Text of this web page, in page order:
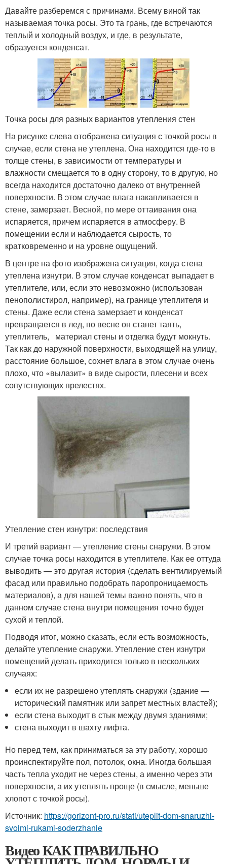
Давайте разберемся с причинами. Всему виной так
называемая точка росы. Это та грань, где встречаются
теплый и холодный воздух, и где, в результате,
образуется конденсат.
Точка росы для разных вариантов утепления стен
На рисунке слева отображена ситуация с точкой росы в
случае, если стена не утеплена. Она находится где-то в
толще стены, в зависимости от температуры и
влажности смещается то в одну сторону, то в другую, но
всегда находится достаточно далеко от внутренней
поверхности. В этом случае влага накапливается в
стене, замерзает. Весной, по мере оттаивания она
испаряется, причем испаряется в атмосферу. В
помещении если и наблюдается сырость, то
кратковременно и на уровне ощущений.
В центре на фото изображена ситуация, когда стена
утеплена изнутри. В этом случае конденсат выпадает в
утеплителе, или, если это невозможно (использован
пенополистирол, например), на границе утеплителя и
стены. Даже если стена замерзает и конденсат
превращается в лед, по весне он станет таять,
утеплитель, материал стены и отделка будут мокнуть.
Так как до наружной поверхности, выходящей на улицу,
расстояние большое, сохнет влага в этом случае очень
плохо, что «вылазит» в виде сырости, плесени и всех
сопутствующих прелестях.
Утепление стен изнутри: последствия
И третий вариант — утепление стены снаружи. В этом
случае точка росы находится в утеплителе. Как ее оттуда
выводить — это другая история (сделать вентилируемый
фасад или правильно подобрать паропроницаемость
материалов), а для нашей темы важно понять, что в
данном случае стена внутри помещения точно будет
сухой и теплой.
Подводя итог, можно сказать, если есть возможность,
делайте утепление снаружи. Утепление стен изнутри
помещений делать приходится только в нескольких
случаях:
если их не разрешено утеплять снаружи (здание —
исторический памятник или запрет местных властей);
если стена выходит в стык между двумя зданиями;
стена выходит в шахту лифта.
Но перед тем, как приниматься за эту работу, хорошо
проинспектируйте пол, потолок, окна. Иногда большая
часть тепла уходит не через стены, а именно через эти
поверхности, а их утеплять проще (в смысле, меньше
хлопот с точкой росы).
Источник: https://gorizont-pro.ru/stati/uteplit-dom-snaruzhi-
svoimi-rukami-soderzhanie
Видео КАК ПРАВИЛЬНО